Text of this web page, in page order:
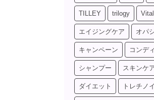
TILLEY trilogy
エイジングケア オパ
キャンペーン コンデ
シャンプー スキンケ
ダイエット トレチノ